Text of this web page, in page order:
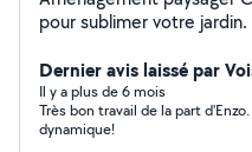
pour sublimer votre
Dernier avis laissé par
Il y a plus de 6 mois
Très bon travail de la part
dynamique!